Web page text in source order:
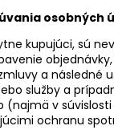
osobných
kupujúci, sú
a následné
služby a
(najmä v
ochranu